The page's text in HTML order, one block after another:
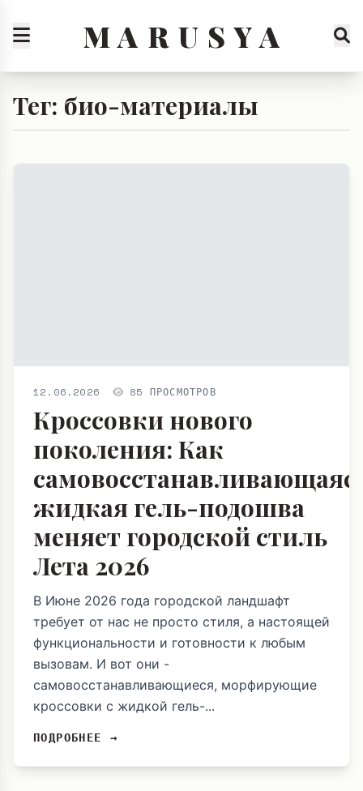
M A R U S Y A
Тег: био-материалы
12.06.2026 85 ПРОСМОТРОВ
Кроссовки нового
поколения: Как
жидкая гель-подошва
меняет городской стиль
Лета 2026
В Июне 2026 года городской ландшафт
требует от нас не просто стиля, а настоящей
функциональности и готовности к любым
вызовам. И вот они -
самовосстанавливающиеся, морфирующие
кроссовки с жидкой гель-...
ПОДРОБНЕЕ →